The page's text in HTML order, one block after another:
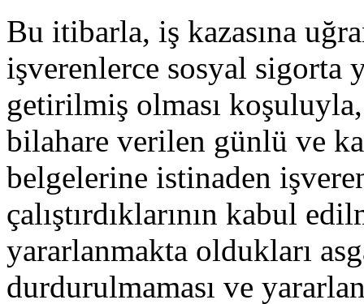
Bu itibarla, iş kazasına
işverenlerce sosyal
getirilmiş olması
bilahare verilen günlü ve
belgelerine istinaden
çalıştırdıklarının kabul
yararlanmakta oldukları
durdurulmaması ve